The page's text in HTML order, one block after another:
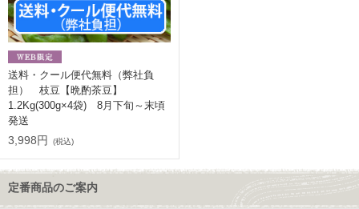
送料・クール便代無料（弊社負
担） 枝豆【晩酌茶豆】
1.2Kg(300g×4袋) 8月下旬～末頃
発送
3,998円 (税込)
定番商品のご案内